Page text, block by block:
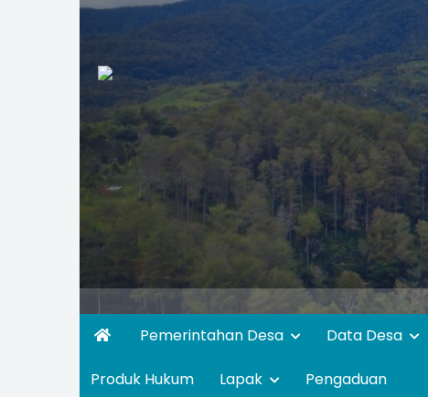
Pemerintahan Desa Data Desa
Produk Hukum Lapak Pengaduan